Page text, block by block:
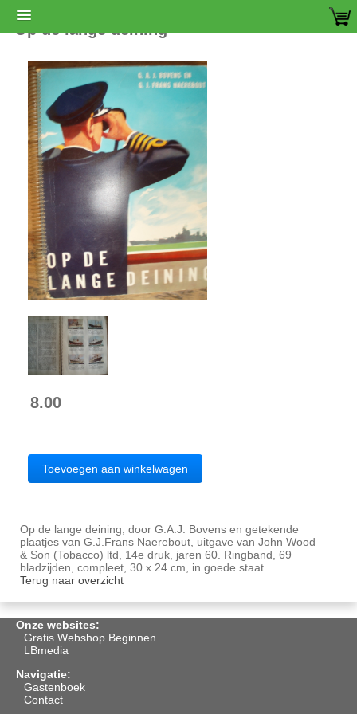
Op de lange deining
8.00
Op de lange deining, door G.A.J. Bovens en getekende
plaatjes van G.J.Frans Naerebout, uitgave van John Wood
& Son (Tobacco) ltd, 14e druk, jaren 60. Ringband, 69
bladzijden, compleet, 30 x 24 cm, in goede staat.
Terug naar overzicht
Onze websites:
Gratis Webshop Beginnen
LBmedia
Navigatie:
Gastenboek
Contact